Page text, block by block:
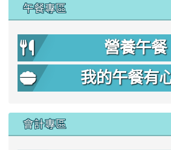
午餐專區
營養午餐
我的午餐有
會計專區